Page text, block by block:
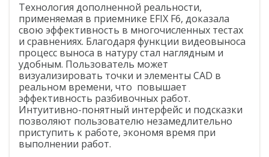
Интерферометрические радары
БПЛА
Аэрофотокамеры
Геоскан
DJI
InnoSpector
Технология дополненной реальности,
применяемая в приемнике EFIX F6, доказала
свою эффективность в многочисленных тестах
и сравнениях. Благодаря функции видеовыноса
процесс выноса в натуру стал наглядным и
удобным. Пользователь может
визуализировать точки и элементы CAD в
реальном времени, что повышает
эффективность разбивочных работ.
Интуитивно-понятный интерфейс и подсказки
позволяют пользователю незамедлительно
приступить к работе, экономя время при
выполнении работ.